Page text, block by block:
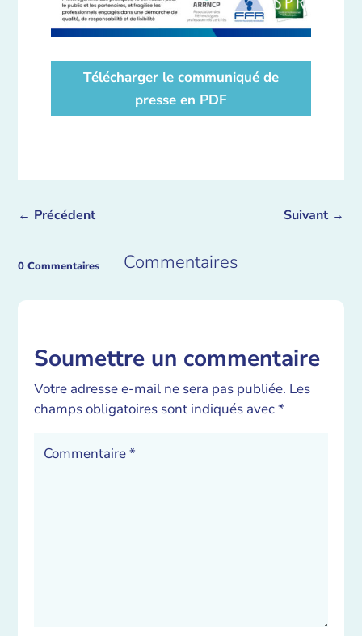
Télécharger le communiqué de
presse en PDF
← Précédent Suivant→
Commentaires
0 Commentaires
Soumettre un commentaire
Votre adresse e-mail ne sera pas publiée. Les
champs obligatoires sont indiqués avec*